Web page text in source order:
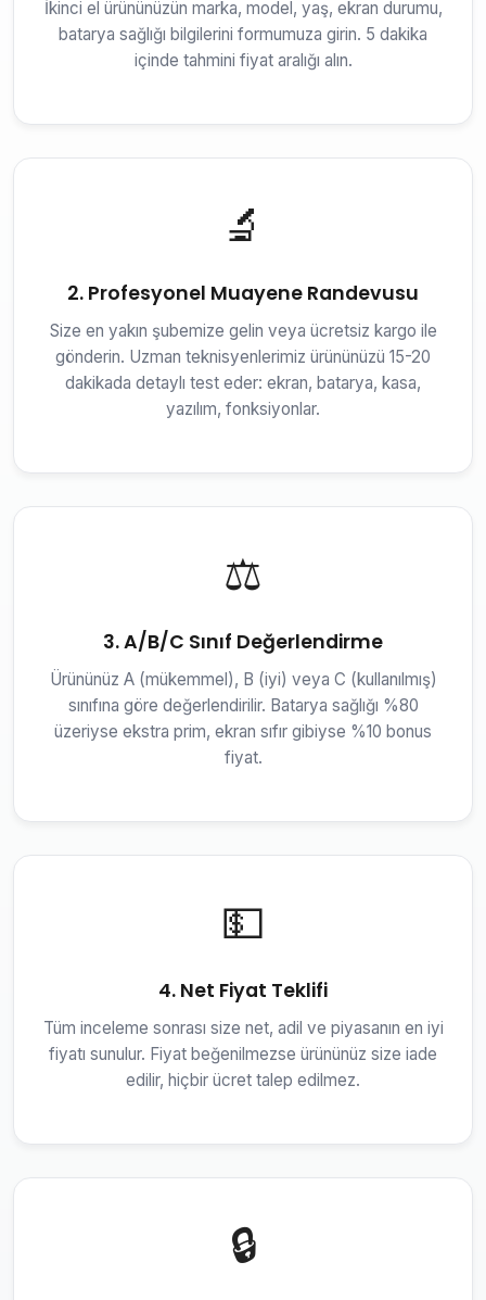
İkinci el ürününüzün marka, model, yaş, ekran durumu,
batarya sağlığı bilgilerini formumuza girin. 5 dakika
içinde tahmini fiyat aralığı alın.
🔬
2. Profesyonel Muayene Randevusu
Size en yakın şubemize gelin veya ücretsiz kargo ile
gönderin. Uzman teknisyenlerimiz ürününüzü 15-20
dakikada detaylı test eder: ekran, batarya, kasa,
yazılım, fonksiyonlar.
⚖️
3. A/B/C Sınıf Değerlendirme
Ürününüz A (mükemmel), B (iyi) veya C (kullanılmış)
sınıfına göre değerlendirilir. Batarya sağlığı %80
üzeriyse ekstra prim, ekran sıfır gibiyse %10 bonus
fiyat.
💵
4. Net Fiyat Teklifi
Tüm inceleme sonrası size net, adil ve piyasanın en iyi
fiyatı sunulur. Fiyat beğenilmezse ürününüz size iade
edilir, hiçbir ücret talep edilmez.
🔒